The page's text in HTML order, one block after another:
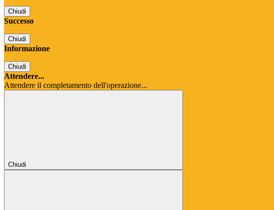
Chiudi
Successo
Chiudi
Informazione
Chiudi
Attendere...
Attendere il completamento dell'operazione...
Chiudi